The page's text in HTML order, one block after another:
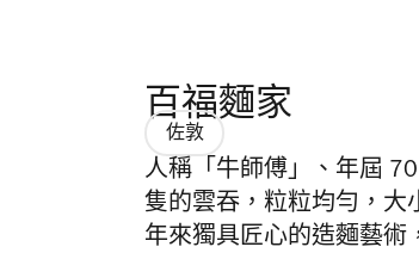
百福麵家
佐敦
人稱「牛師傅」、年屆
隻的雲吞，粒粒均勻，大
年來獨具匠心的造麵藝術